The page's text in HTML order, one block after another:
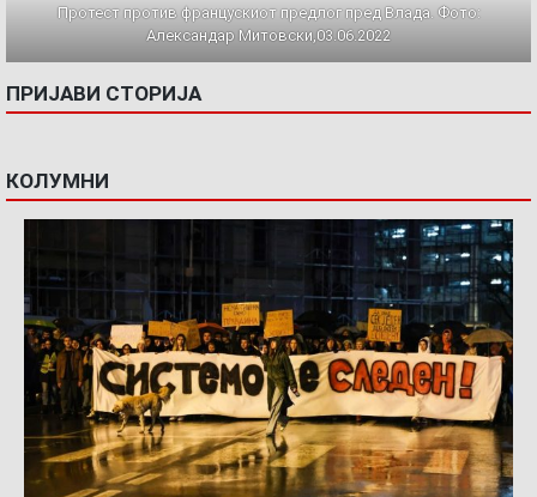
Протест против францускиот предлог пред Влада. Фото:
Александар Митовски,03.06.2022
ПРИЈАВИ СТОРИЈА
КОЛУМНИ